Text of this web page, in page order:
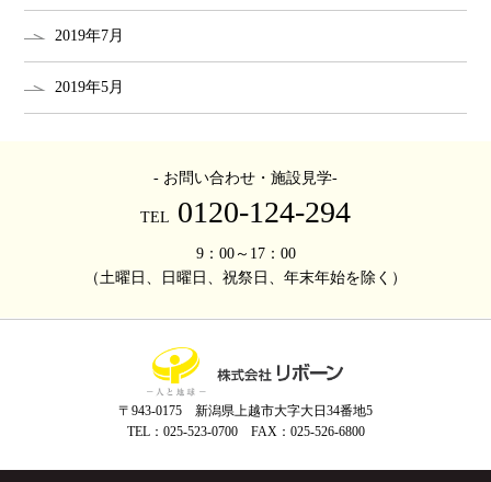
2019年7月
2019年5月
- お問い合わせ・施設見学-
TEL 0120-124-294
9：00～17：00
（土曜日、日曜日、祝祭日、年末年始を除く）
〒943-0175 新潟県上越市大字大日34番地5
TEL：025-523-0700 FAX：025-526-6800